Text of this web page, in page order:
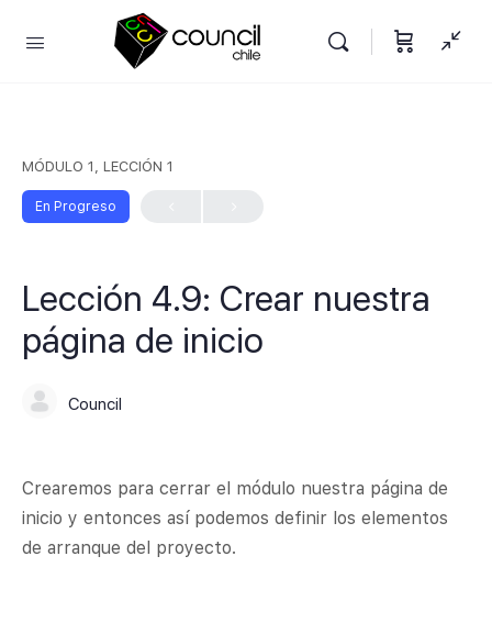
MÓDULO 1, LECCIÓN 1
En Progreso
Lección 4.9: Crear nuestra
página de inicio
Council
Crearemos para cerrar el módulo nuestra página de
inicio y entonces así podemos definir los elementos
de arranque del proyecto.